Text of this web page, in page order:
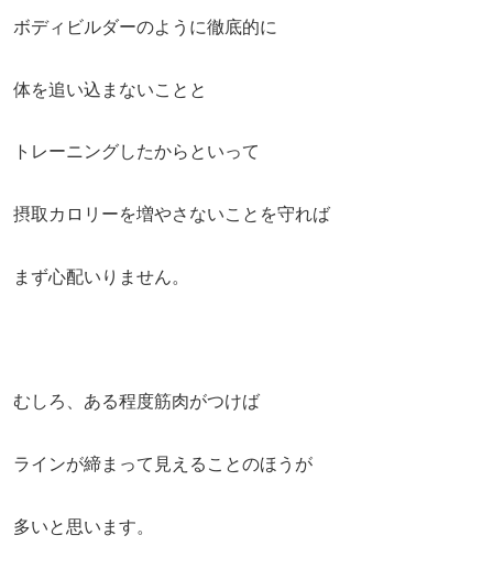
ボディビルダーのように徹底的に
体を追い込まないことと
トレーニングしたからといって
摂取カロリーを増やさないことを守れば
まず心配いりません。
むしろ、ある程度筋肉がつけば
ラインが締まって見えることのほうが
多いと思います。